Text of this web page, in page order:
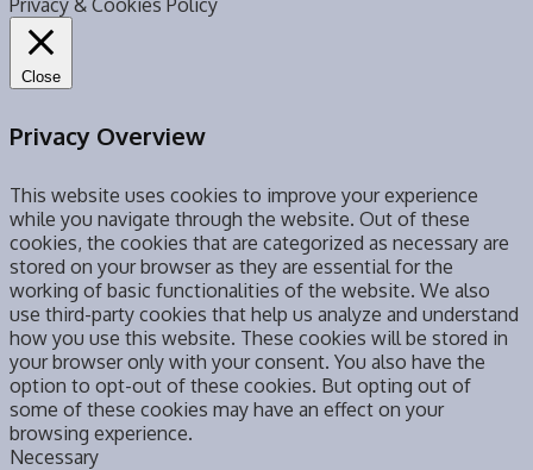
Close
Privacy Overview
This website uses cookies to improve your experience
while you navigate through the website. Out of these
cookies, the cookies that are categorized as necessary are
stored on your browser as they are essential for the
working of basic functionalities of the website. We also
use third-party cookies that help us analyze and understand
how you use this website. These cookies will be stored in
your browser only with your consent. You also have the
option to opt-out of these cookies. But opting out of
some of these cookies may have an effect on your
browsing experience.
Necessary